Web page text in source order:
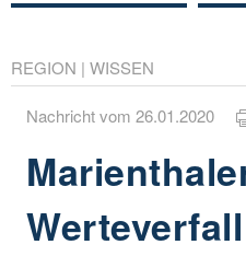
REGION | WISSEN
Nachricht vom 26.01.2020